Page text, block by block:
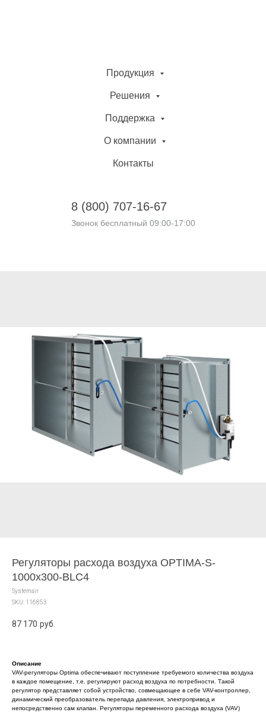
Продукция
Решения
Поддержка
О компании
Контакты
8 (800) 707-16-67
Звонок бесплатный 09:00-17:00
Регуляторы расхода воздуха OPTIMA-S-
1000x300-BLC4
Systemair
SKU: 116853
87 170 руб.
Описание
VAV-регуляторы Optima обеспечивают поступление требуемого количества воздуха
в каждое помещение, т.е. регулируют расход воздуха по потребности. Такой
регулятор представляет собой устройство, совмещающее в себе VAV-контроллер,
динамический преобразователь перепада давления, электропривод и
непосредственно сам клапан. Регуляторы переменного расхода воздуха (VAV)